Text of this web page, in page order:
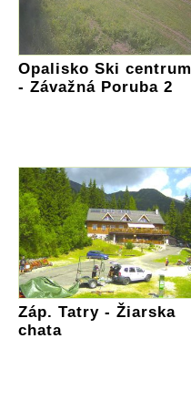
Opalisko Ski centrum
- Závažná Poruba 2
Záp. Tatry - Žiarska
chata